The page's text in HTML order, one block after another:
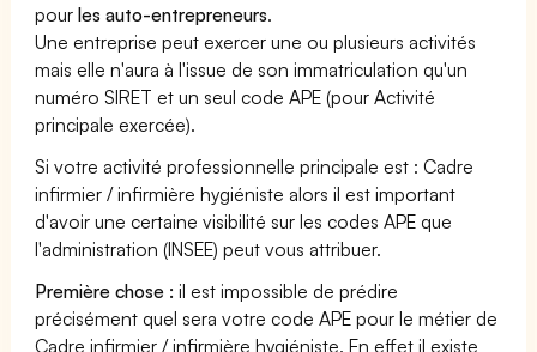
pourles auto-entrepreneurs.
Une entreprise peut exercer une ou plusieurs activités
mais elle n'aura à l'issue de son immatriculation qu'un
numéro SIRET et un seul code APE (pour Activité
principale exercée).
Si votre activité professionnelle principale est : Cadre
infirmier / infirmière hygiéniste alors il est important
d'avoir une certaine visibilité sur les codes APE que
l'administration (INSEE) peut vous attribuer.
Première chose : il est impossible de prédire
précisément quel sera votre code APE pour le métier de
Cadre infirmier / infirmière hygiéniste. En effet il existe